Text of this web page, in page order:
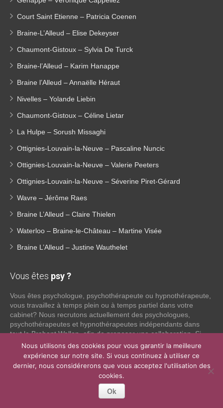
Court Saint Etienne – Patricia Coenen
Braine-L’Alleud – Elise Dekeyser
Chaumont-Gistoux – Sylvia De Turck
Braine-l’Alleud – Karim Hanappe
Braine l’Alleud – Annaëlle Héraut
Nivelles – Yolande Liebin
Chaumont-Gistoux – Céline Lietar
La Hulpe – Sorush Missaghi
Ottignies-Louvain-la-Neuve – Pascaline Nuncic
Ottignies-Louvain-la-Neuve – Valerie Peeters
Ottignies-Louvain-la-Neuve – Séverine Piret-Gérard
Wavre – Jérôme Raes
Braine L’Alleud – Claire Thielen
Waterloo – Braine-le-Château – Martine Visée
Braine L’Alleud – Justine Wauthelet
Vous êtes psy ?
Vous êtes psychologue, psychothérapeute ou hypnothérapeute,
vous travaillez à temps plein ou à temps partiel dans votre
cabinet? Nous recrutons actuellement des psychologues,
psychothérapeutes et hypnothérapeutes indépendants dans
tout le Brabant Wallon, afin de proposer une collaboration. Si
vous souhaitez obtenir plus d’informations sur ce que nous
pouvons faire pour vous en tant que psy indépendant, n’hésitez
pas à nous contacter:
Lire la suite
Nous utilisons des cookies pour vous garantir la meilleure
expérience sur notre site. Si vous continuez à utiliser ce
dernier, nous considérerons que vous acceptez l'utilisation des
cookies.
Ok